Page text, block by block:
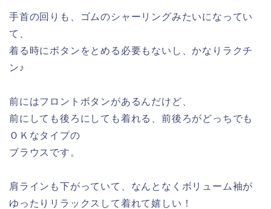
手首の回りも、ゴムのシャーリングみたいになってい
て、
着る時にボタンをとめる必要もないし、かなりラクチ
ン♪
前にはフロントボタンがあるんだけど、
前にしても後ろにしても着れる、前後ろがどっちでも
ＯＫなタイプの
ブラウスです。
肩ラインも下がっていて、なんとなくボリューム袖が
ゆったりリラックスして着れて嬉しい！